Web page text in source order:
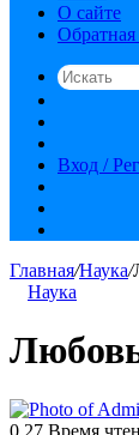
О сайте
Обратная
статья
Вход /
Главная/Наука/
Наука
0 27 Время